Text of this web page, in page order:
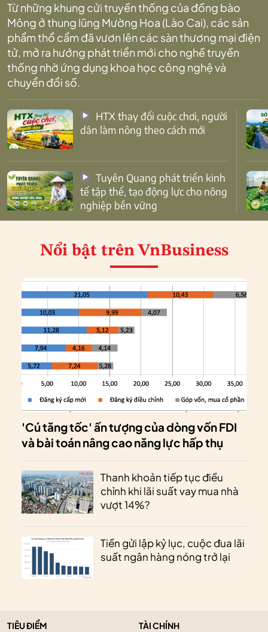
Từ những khung cửi truyền thống của đồng bào
Mông ở thung lũng Mường Hoa (Lào Cai), các sản
phẩm thổ cẩm đã vươn lên các sàn thương mại điện
tử, mở ra hướng phát triển mới cho nghề truyền
thống nhờ ứng dụng khoa học công nghệ và
chuyển đổi số.
dân làm nông theo cách mới
tế tập thể, tạo động lực cho nông
nghiệp bền vững
Nổi bật trên VnBusiness
'Cú tăng tốc' ấn tượng của dòng vốn FDI
và bài toán nâng cao năng lực hấp thụ
Thanh khoản tiếp tục điều
chỉnh khi lãi suất vay mua nhà
vượt 14%?
Tiền gửi lập kỷ lục, cuộc đua lãi
suất ngân hàng nóng trở lại
TIÊU ĐIỂM
TÀI CHÍNH